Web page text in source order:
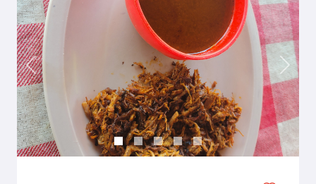
Previous Next